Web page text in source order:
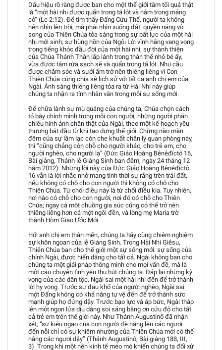
Dấu hiệu rõ ràng được ban cho một thế giới tăm tối quả thật
là “một hài nhi được quấn trong tã lót và nằm trong máng
cỏ” (Lc 2:12). Để tìm thấy Đấng Cứu Thế, người ta không
nên nhìn lên trời, mà phải nhìn xuống đất: quyền năng vô
song của Thiên Chúa tỏa sáng trong sự bất lực của một hài
nhi mới sinh; sự hùng hồn của Ngôi Lời vĩnh hằng vang vọng
trong tiếng khóc đầu đời của một hài nhi; sự thánh thiện
của Chúa Thánh Thần lấp lánh trong thân thể nhỏ bé ấy,
vừa được tắm rửa sạch sẽ và quấn trong tã lót. Nhu cầu
được chăm sóc và sưởi ấm trở nên thiêng liêng vì Con
Thiên Chúa cùng chia sẻ lịch sử với tất cả anh chị em của
Ngài. Ánh sáng thiêng liêng tỏa ra từ Hài Nhi này giúp
chúng ta nhận ra tính nhân văn trong mỗi sự sống mới.
Để chữa lành sự mù quáng của chúng ta, Chúa chọn cách
tỏ bày chính mình trong mỗi con người, những người phản
chiếu hình ảnh chân thật của Ngài, theo một kế hoạch yêu
thương bắt đầu từ khi tạo dựng thế giới. Chừng nào màn
đêm của sự lầm lạc còn che khuất chân lý quan phòng này,
thì “cũng chẳng còn chỗ cho người khác, cho trẻ em, cho
người nghèo, cho người lạ” (Đức Giáo Hoàng Bênêđíctô 16,
Bài giảng, Thánh lễ Giáng Sinh ban đêm, ngày 24 tháng 12
năm 2012). Những lời này của Đức Giáo Hoàng Bênêđíctô
16 vẫn là lời nhắc nhở mang tính thời sự rằng trên trái đất,
nếu không có chỗ cho con người thì không có chỗ cho
Thiên Chúa. Từ chối điều này là từ chối điều kia. Tuy nhiên,
nơi nào có chỗ cho con người, nơi đó có chỗ cho Thiên
Chúa; ngay cả một chuồng gia súc cũng có thể trở nên
thiêng liêng hơn cả một ngôi đền, và lòng mẹ Maria trở
thành Hòm Giao Ước Mới.
Hỡi anh chị em thân mến, chúng ta hãy cùng chiêm nghiệm
sự khôn ngoan của lễ Giáng Sinh. Trong Hài Nhi Giêsu,
Thiên Chúa ban cho thế giới một sự sống mới: sự sống của
chính Ngài, được hiến dâng cho tất cả. Ngài không ban cho
chúng ta một giải pháp thông minh cho mọi vấn đề, mà là
một câu chuyện tình yêu thu hút chúng ta. Đáp lại những kỳ
vọng của các dân tộc, Ngài sai một hài nhi đến để trở thành
lời hy vọng. Trước sự đau khổ của người nghèo, Ngài sai
một Đấng không có khả năng tự vệ đến để trở thành sức
mạnh giúp họ đứng dậy. Trước bạo lực và áp bức, Ngài thắp
lên một ngọn lửa dịu dàng soi sáng bằng ơn cứu độ cho tất
cả trẻ em trên thế giới này. Như Thánh Augustinô đã nhận
xét, “sự kiêu ngạo của con người đè nặng lên các ngươi
đến nỗi chỉ có sự khiêm nhường của Thiên Chúa mới có thể
nâng các ngươi dậy” (Thánh Augustinô, Bài giảng 188, III,
3). Trong khi một nền kinh tế méo mó khiến chúng ta đối xử